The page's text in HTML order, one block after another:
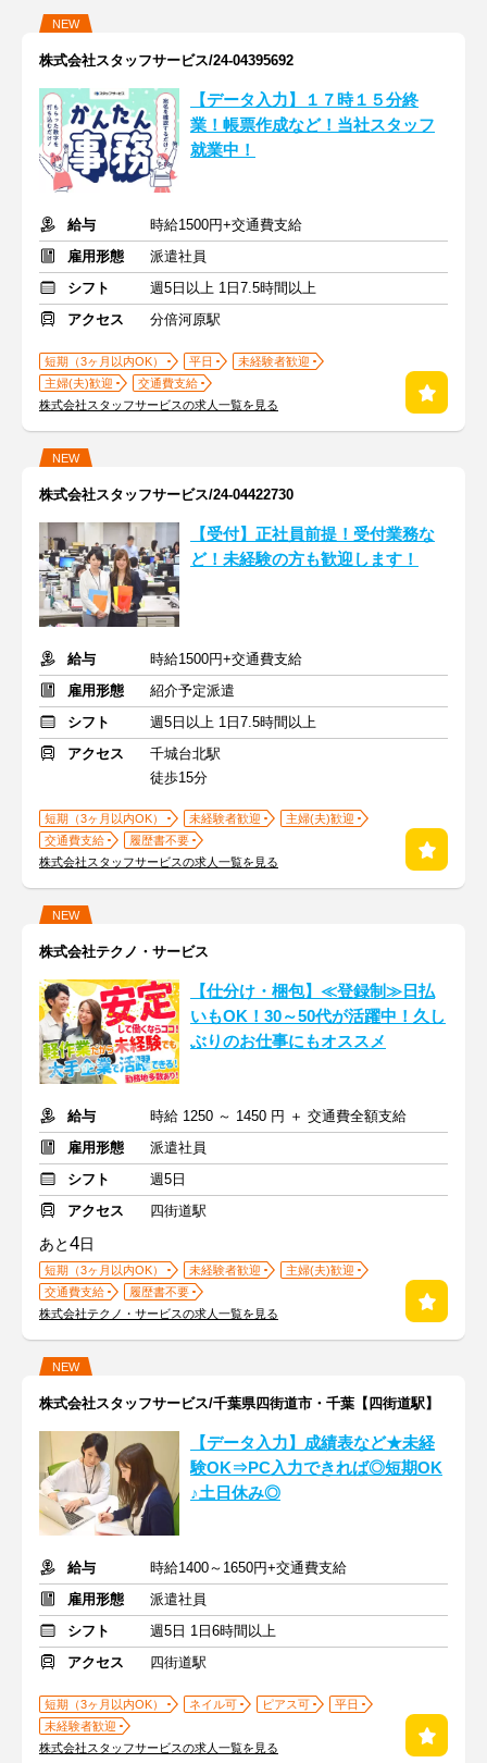
NEW
株式会社スタッフサービス/24-04395692
【データ入力】１７時１５分終
業！帳票作成など！当社スタッフ
就業中！
給与
時給1500円+交通費支給
雇用形態
派遣社員
シフト
週5日以上 1日7.5時間以上
アクセス
分倍河原駅
短期（3ヶ月以内OK） 平日
未経験者歓迎
主婦(夫)歓迎
交通費支給
株式会社スタッフサービスの求人一覧を見る
NEW
株式会社スタッフサービス/24-04422730
【受付】正社員前提！受付業務な
ど！未経験の方も歓迎します！
給与
時給1500円+交通費支給
雇用形態
紹介予定派遣
シフト
週5日以上 1日7.5時間以上
アクセス
千城台北駅
徒歩15分
短期（3ヶ月以内OK） 未経験者歓迎
主婦(夫)歓迎
交通費支給
履歴書不要
株式会社スタッフサービスの求人一覧を見る
NEW
株式会社テクノ・サービス
【仕分け・梱包】≪登録制≫日払
いもOK！30～50代が活躍中！久し
ぶりのお仕事にもオススメ
給与
時給 1250 ～ 1450 円 ＋ 交通費全額支給
雇用形態
派遣社員
シフト
週5日
アクセス
四街道駅
あと4日
短期（3ヶ月以内OK） 未経験者歓迎
主婦(夫)歓迎
交通費支給
履歴書不要
株式会社テクノ・サービスの求人一覧を見る
NEW
株式会社スタッフサービス/千葉県四街道市・千葉【四街道駅】
【データ入力】成績表など★未経
験OK⇒PC入力できれば◎短期OK
♪土日休み◎
給与
時給1400～1650円+交通費支給
雇用形態
派遣社員
シフト
週5日 1日6時間以上
アクセス
四街道駅
短期（3ヶ月以内OK） ネイル可 ピアス可
平日
未経験者歓迎
株式会社スタッフサービスの求人一覧を見る